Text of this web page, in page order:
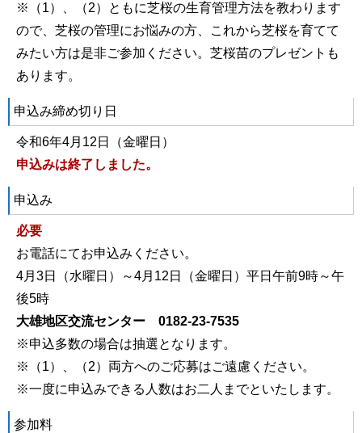
※（1）、（2）ともに芝桜の生育管理方法を教わります
ので、芝桜の管理にお悩みの方、これから芝桜を育てて
みたい方は是非ご参加ください。芝桜苗のプレゼントも
あります。
申込み締め切り日
令和6年4月12日（金曜日）
申込みは終了しました。
申込み
必要
お電話にてお申込みください。
4月3日（水曜日）～4月12日（金曜日）平日午前9時～午
後5時
大雄地区交流センター 0182-23-7535
※申込多数の場合は抽選となります。
※（1）、（2）両方へのご応募はご遠慮ください。
※一度に申込みできる人数はお二人までといたします。
参加料